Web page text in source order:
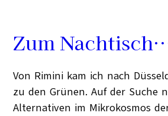
Zum
Von Rimini kam ich nach
zu den Grünen. Auf der Suche
Alternativen im Mikrokosmos